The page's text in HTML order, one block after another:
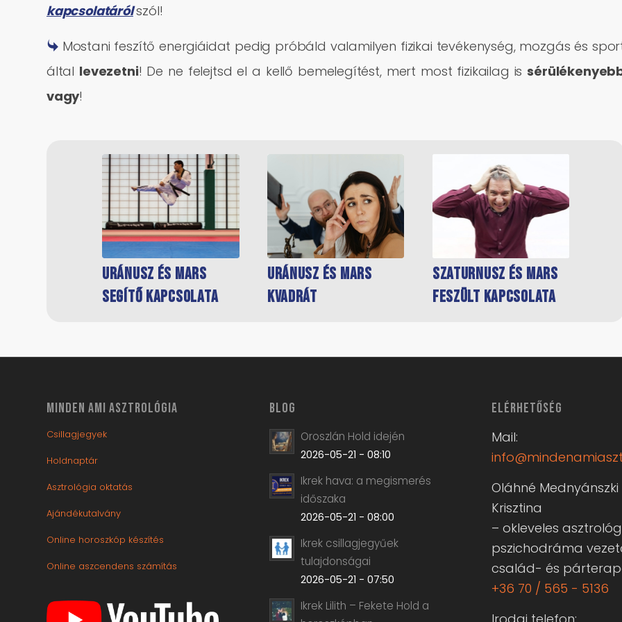
kapcsolatárólszól!
Mostani feszítő energiáidat pedig próbáld valamilyen fizikai tevékenység, mozgás és
által levezetni! De ne felejtsd el a kellő bemelegítést, mert most fizikailag is
vagy!
Uránusz és Mars
segítő kapcsolata
Uránusz és Mars
kvadrát
Szaturnusz és Mars
feszült kapcsolata
MINDEN AMI ASZTROLÓGIA
Csillagjegyek
Holdnaptár
Asztrológia oktatás
Ajándékutalvány
Online horoszkóp készítés
Online aszcendens számítás
BLOG
Oroszlán Hold idején
2026-05-21 - 08:10
Ikrek hava: a megismerés
időszaka
2026-05-21 - 08:00
Ikrek csillagjegyűek
tulajdonságai
2026-05-21 - 07:50
Ikrek Lilith – Fekete Hold a
ELÉRHETŐSÉG
Mail:
Oláhné Mednyánszki
Krisztina
– okleveles
pszichodráma
család- és
+36 70 / 565 - 5136